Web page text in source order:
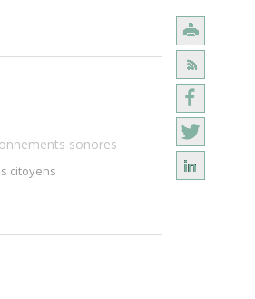
sonores
citoyens